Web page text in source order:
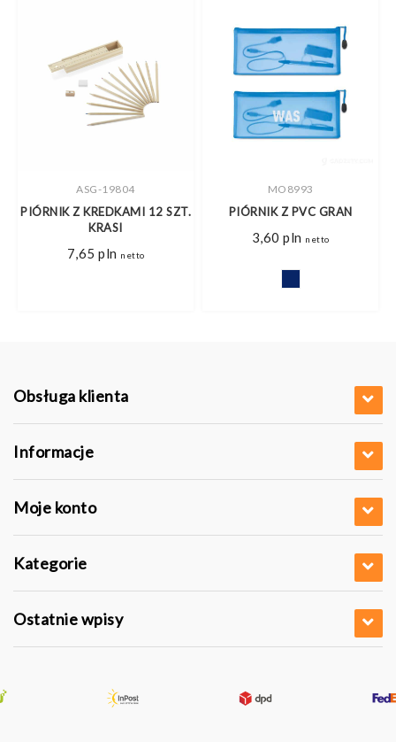
ASG-19804
PIÓRNIK Z KREDKAMI 12 SZT.
KRASI
7,65 pln netto
MO8993
PIÓRNIK Z PVC GRAN
3,60 pln netto
Obsługa klienta
Informacje
Moje konto
Kategorie
Ostatnie wpisy